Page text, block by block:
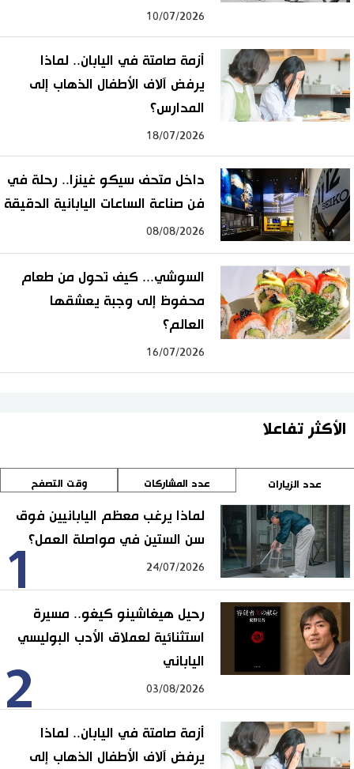
10/07/2026
أزمة صامتة في اليابان.. لماذا
يرفض آلاف الأطفال الذهاب إلى
المدارس؟
18/07/2026
داخل متحف سيكو غينزا.. رحلة في
فن صناعة الساعات اليابانية الدقيقة
08/08/2026
السوشي... كيف تحول من طعام
محفوظ إلى وجبة يعشقها
العالم؟
16/07/2026
الأكثر تفاعلا
عدد الزيارات عدد المشاركات وقت التصفح
1
لماذا يرغب معظم اليابانيين فوق
سن الستين في مواصلة العمل؟
24/07/2026
2
رحيل هيغاشينو كيغو.. مسيرة
استثنائية لعملاق الأدب البوليسي
الياباني
03/08/2026
أزمة صامتة في اليابان.. لماذا
يرفض آلاف الأطفال الذهاب إلى